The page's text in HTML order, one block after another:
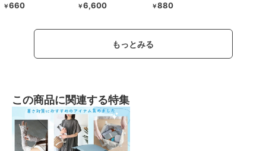
￥660 ￥6,600 ￥880
もっとみる
この商品に関連する特集